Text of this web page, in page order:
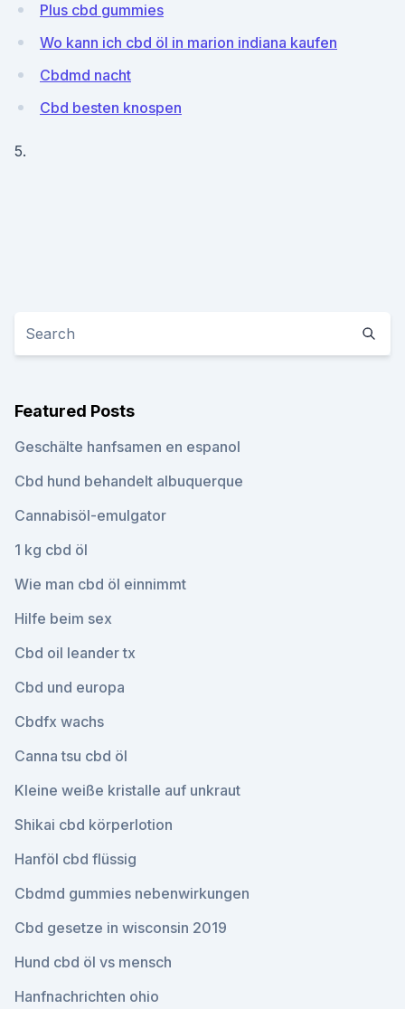
Plus cbd gummies
Wo kann ich cbd öl in marion indiana kaufen
Cbdmd nacht
Cbd besten knospen
5.
Featured Posts
Geschälte hanfsamen en espanol
Cbd hund behandelt albuquerque
Cannabisöl-emulgator
1 kg cbd öl
Wie man cbd öl einnimmt
Hilfe beim sex
Cbd oil leander tx
Cbd und europa
Cbdfx wachs
Canna tsu cbd öl
Kleine weiße kristalle auf unkraut
Shikai cbd körperlotion
Hanföl cbd flüssig
Cbdmd gummies nebenwirkungen
Cbd gesetze in wisconsin 2019
Hund cbd öl vs mensch
Hanfnachrichten ohio